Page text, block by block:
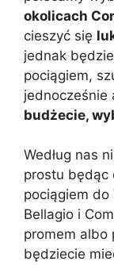
okolicach
cieszyć się
jednak
pociągiem,
jednocześnie
budżecie,
Według nas
prostu będąc
pociągiem
Bellagio i
promem albo
będziecie